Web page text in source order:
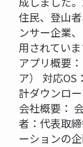
住民、登山
ンサー企業
用されていま
アプリ概要
ア） 対応OS
計ダウンロ
会社概要：
者：代表取
ーションの